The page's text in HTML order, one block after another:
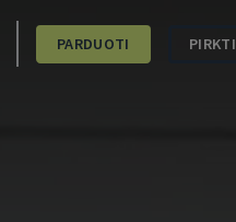
PARDUOTI PIRKTI